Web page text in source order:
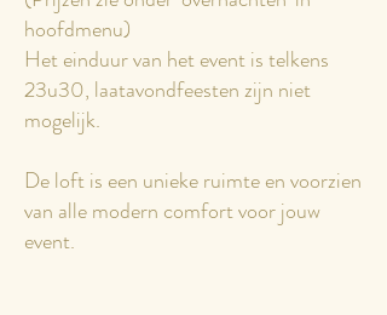
hoofdmenu)
Het einduur van het event is telkens
23u30, laatavondfeesten zijn niet
mogelijk. ​​
De loft is een unieke ruimte en voorzien
van alle modern comfort voor jouw
event.